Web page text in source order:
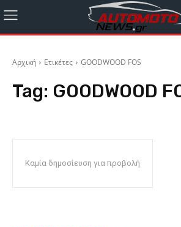
Αρχική Ετικέτες GOODWOOD FOS
Tag: GOODWOOD
Καμία δημοσίευση για προβολή